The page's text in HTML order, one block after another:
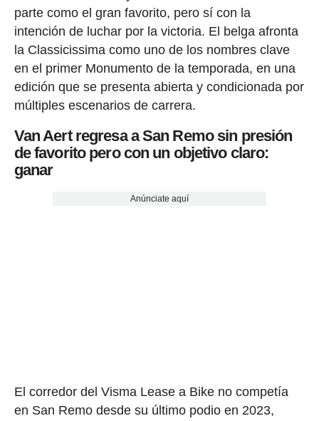
parte como el gran favorito, pero sí con la
intención de luchar por la victoria. El belga afronta
la Classicissima como uno de los nombres clave
en el primer Monumento de la temporada, en una
edición que se presenta abierta y condicionada por
múltiples escenarios de carrera.
Van Aert regresa a San Remo sin presión
de favorito pero con un objetivo claro:
ganar
Anúnciate aquí
El corredor del Visma Lease a Bike no competía
en San Remo desde su último podio en 2023,